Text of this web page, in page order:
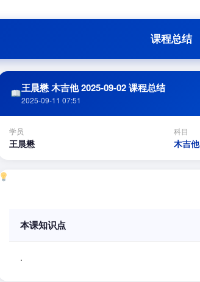
课程总结
王晨懋 木吉他 2025-09-02 课程总结
2025-09-11 07:51
学员
王晨懋
科目
木吉他
本课知识点
.